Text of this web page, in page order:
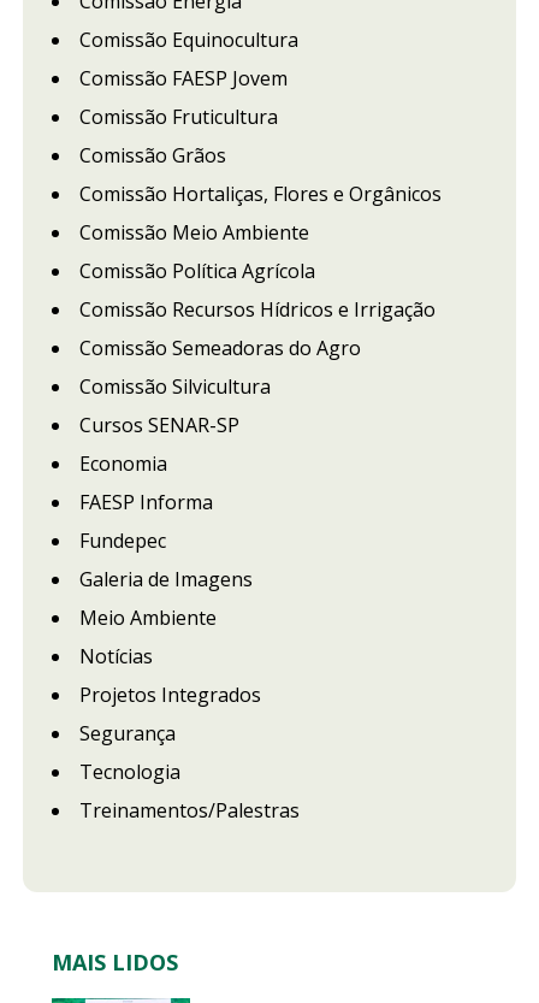
Comissão Equinocultura
Comissão FAESP Jovem
Comissão Fruticultura
Comissão Grãos
Comissão Hortaliças, Flores e Orgânicos
Comissão Meio Ambiente
Comissão Política Agrícola
Comissão Recursos Hídricos e Irrigação
Comissão Semeadoras do Agro
Comissão Silvicultura
Cursos SENAR-SP
Economia
FAESP Informa
Fundepec
Galeria de Imagens
Meio Ambiente
Notícias
Projetos Integrados
Segurança
Tecnologia
Treinamentos/Palestras
MAIS LIDOS